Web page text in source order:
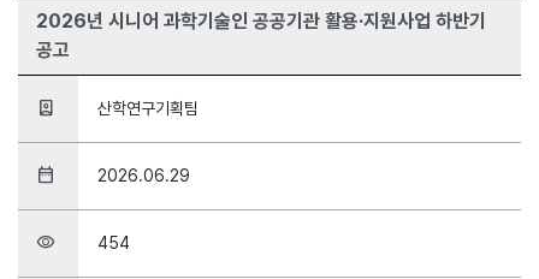
2026년 시니어 과학기술인 공공기관 활용·지원사업 하반기
공고
person_book 산학연구기획팀
date_range 2026.06.29
visibility 454